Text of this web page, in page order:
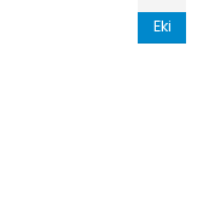
Eki